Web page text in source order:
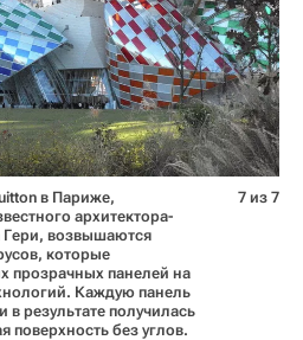
в Париже,
архитектора-
Гери, возвышаются
которые
прозрачных панелей на
Каждую панель
результате получилась
поверхность без углов.
7 из 7